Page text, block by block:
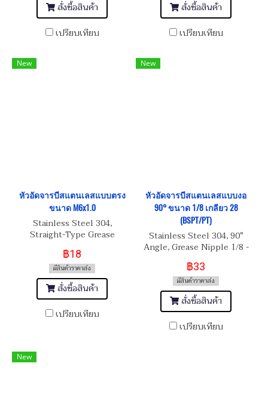
สั่งซื้อสินค้า
เปรียบเทียบ
สั่งซื้อสินค้า
เปรียบเทียบ
New
หัวอัดจารบีสแตนเลสแบบตรง
ขนาด M6x1.0
Stainless Steel 304,
Straight-Type Grease
Nipple M6x1.0
฿18
มีสินค้าราคาส่ง
สั่งซื้อสินค้า
เปรียบเทียบ
New
หัวอัดจารบีสแตนเลสแบบงอ
90° ขนาด 1/8 เกลียว 28
(BSPT/PT)
Stainless Steel 304, 90°
Angle, Grease Nipple 1/8 -
28 (BSPT/PT)
฿33
มีสินค้าราคาส่ง
สั่งซื้อสินค้า
เปรียบเทียบ
New